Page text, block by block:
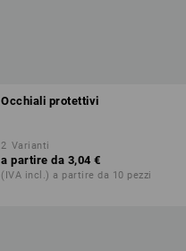
Occhiali protettivi
2 Varianti
a partire da 3,04 €
(IVA incl.) a partire da 10 pezzi